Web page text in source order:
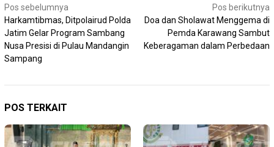
Navigasi
pos
Pos sebelumnya
Harkamtibmas, Ditpolairud Polda
Jatim Gelar Program Sambang
Nusa Presisi di Pulau Mandangin
Sampang
Pos berikutnya
Doa dan Sholawat Menggema di
Pemda Karawang Sambut
Keberagaman dalam Perbedaan
POS TERKAIT